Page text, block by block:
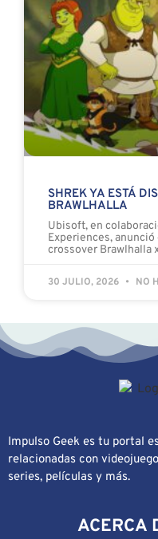
SHREK YA ESTÁ
BRAWLHALLA
Ubisoft, en
Experiences,
crossover Brawlhalla
30 JULIO, 2026 NO
Impulso Geek es tu portal
relacionadas con
series, películas y más.
ACERCA